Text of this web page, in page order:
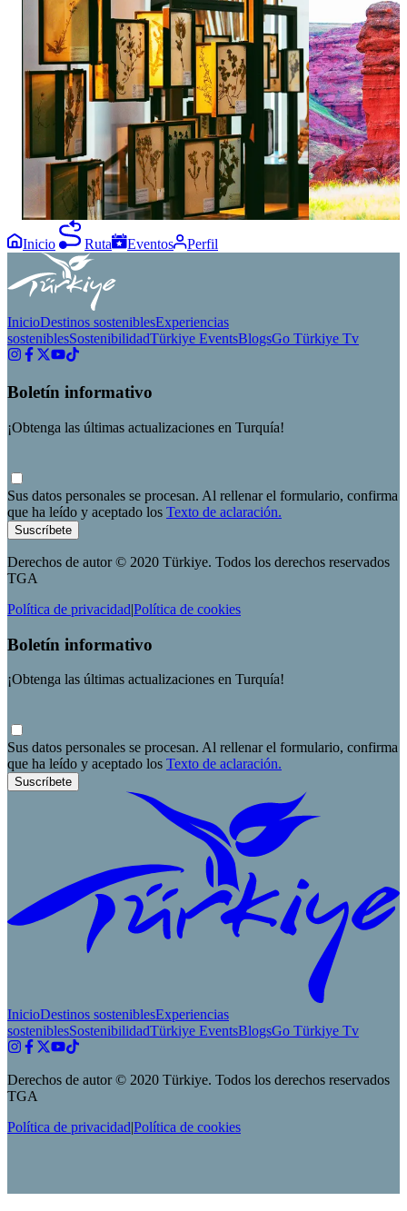
Not every museum takes you from tiny plants
to giant skeletons. 🌾🦖⁣ ⁣ The Biodiversity
Science Museum brings together botanical
collections, fossils, minerals, and impressive
animal skeletons in one fascinating visit. 🧬🦠
Designed for curious minds of every age, every
display here sparks another question. 🔍⁣ ⁣
Follow goerzurum for more unique spots to
discover in Erzurum! 📍⁣ ⁣ #GoErzurum
#Erzurum #BiodiversityScienceMuseum⁣
Not every
Known as the
Fairy
formations
surroundings.
the scenery
day. ✨⁣ ⁣ Drop
your travel list!⁣
Inicio Ruta Eventos Perfil
InicioDestinos sosteniblesExperiencias
sosteniblesSostenibilidadTürkiye EventsBlogsGo Türkiye Tv
Boletín informativo
¡Obtenga las últimas actualizaciones en Turquía!
Sus datos personales se procesan. Al rellenar el formulario, confirma
que ha leído y aceptado los Texto de aclaración.
Suscríbete
Derechos de autor © 2020 Türkiye. Todos los derechos reservados
TGA
Política de privacidad|Política de cookies
Boletín informativo
¡Obtenga las últimas actualizaciones en Turquía!
Sus datos personales se procesan. Al rellenar el formulario, confirma
que ha leído y aceptado los Texto de aclaración.
Suscríbete
InicioDestinos sosteniblesExperiencias
sosteniblesSostenibilidadTürkiye EventsBlogsGo Türkiye Tv
Derechos de autor © 2020 Türkiye. Todos los derechos reservados
TGA
Política de privacidad|Política de cookies